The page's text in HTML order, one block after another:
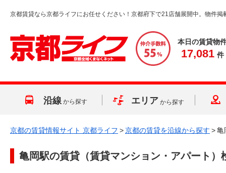
京都賃貸なら京都ライフにお任せください！京都府下で21店舗展開中。物件掲
本日の賃貸物
17,081 件
沿線 から探す エリア から探す
京都の賃貸情報サイト 京都ライフ >京都の賃貸を沿線から探す >亀
亀岡駅の賃貸（賃貸マンション・アパート）